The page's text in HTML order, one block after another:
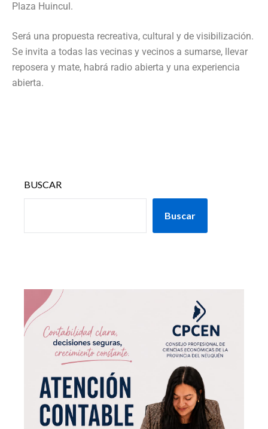
Plaza Huincul.
Será una propuesta recreativa, cultural y de visibilización.
Se invita a todas las vecinas y vecinos a sumarse, llevar
reposera y mate, habrá radio abierta y una experiencia
abierta.
BUSCAR
Buscar